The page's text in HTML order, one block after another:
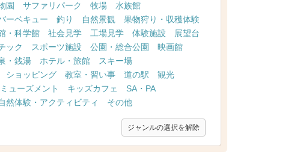
園 サファリパーク 牧場
水族館
ーベキュー 釣り 自然景観
果物狩り・収穫体験
・科学館 社会見学 工場見学 体験施設
展望台
ック スポーツ施設 公園・総合公園
映画館
・銭湯 ホテル・旅館
スキー場
ショッピング 教室・習い事 道の駅
観光
ューズメント キッズカフェ
SA・PA
然体験・アクティビティ その他
ジャンルの選択を解除